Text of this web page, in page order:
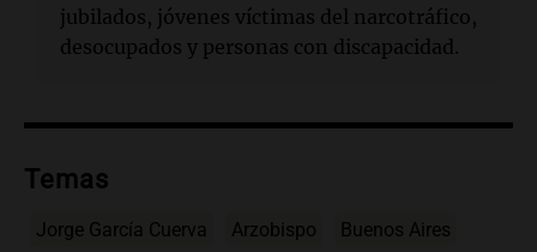
jubilados, jóvenes víctimas del narcotráfico,
desocupados y personas con discapacidad.
Temas
Jorge García Cuerva Arzobispo Buenos Aires